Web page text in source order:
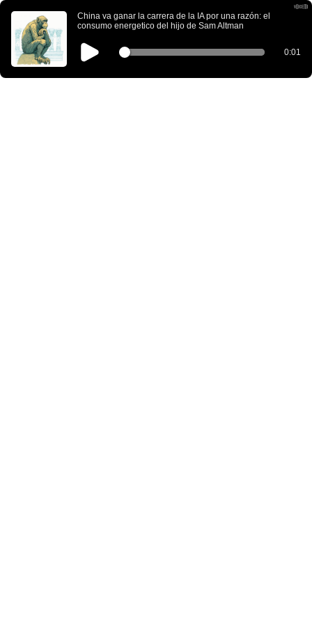
China va ganar la carrera de la IA por una razón: el
consumo energetico del hijo de Sam Altman
0:01